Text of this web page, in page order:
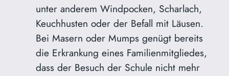
unter anderem Windpocken, Scharlach,
Keuchhusten oder der Befall mit Läusen.
Bei Masern oder Mumps genügt bereits
die Erkrankung eines Familienmitgliedes,
dass der Besuch der Schule nicht mehr